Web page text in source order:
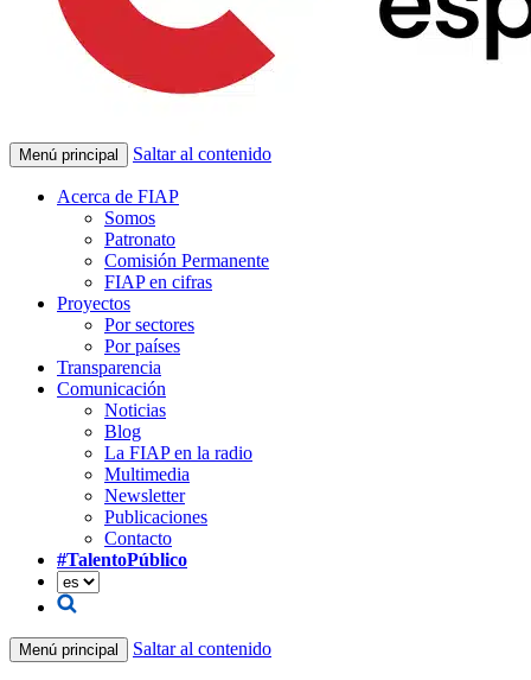
Menú principal Saltar al contenido
Acerca de FIAP
Somos
Patronato
Comisión Permanente
FIAP en cifras
Proyectos
Por sectores
Por países
Transparencia
Comunicación
Noticias
Blog
La FIAP en la radio
Multimedia
Newsletter
Publicaciones
Contacto
#TalentoPúblico
Menú principal Saltar al contenido